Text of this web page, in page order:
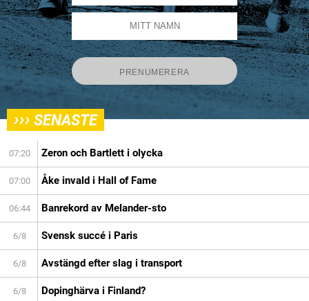
››› SENASTE
07:20 Zeron och Bartlett i olycka
07:00 Åke invald i Hall of Fame
06:44 Banrekord av Melander-sto
6/8 Svensk succé i Paris
6/8 Avstängd efter slag i transport
6/8 Dopinghärva i Finland?